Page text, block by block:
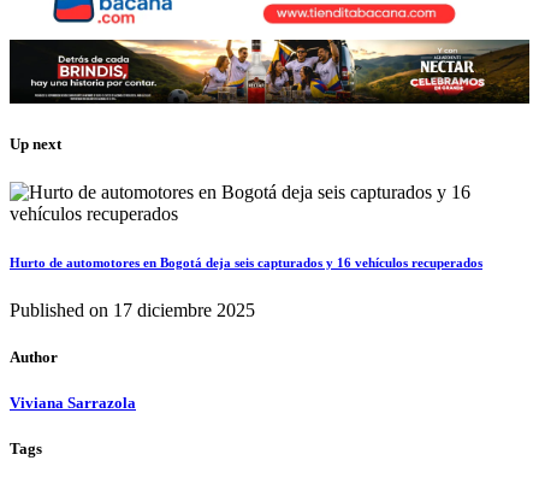
Up next
Hurto de automotores en Bogotá deja seis capturados y 16 vehículos recuperados
Published on 17 diciembre 2025
Author
Viviana Sarrazola
Tags